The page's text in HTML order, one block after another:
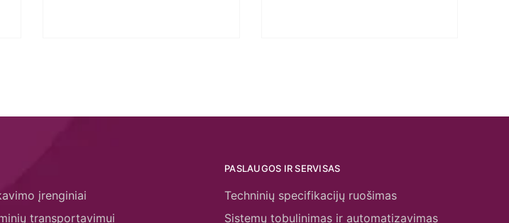
įrenginiai
transportavimui
PASLAUGOS IR SERVISAS
Techninių specifikacijų ruošimas
Sistemų tobulinimas ir automatizavimas